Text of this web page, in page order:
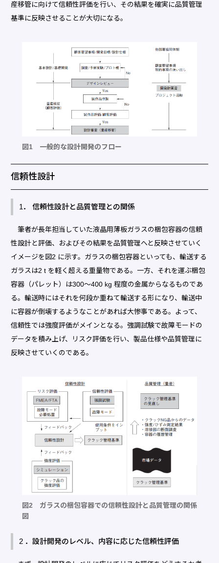
産移管に向けて信頼性評価を行い、その結果を確実に品質管理
基準に反映させることが大切になる。
図1 一般的な設計開発のフロー
信頼性設計
1． 信頼性設計と品質管理との関係
筆者が長年担当していた液晶用薄板ガラスの梱包容器の信頼
性設計と評価、およびその結果を品質管理へと反映させていく
イメージを図2 に示す。ガラスの梱包容器といっても、輸送する
ガラスは2 t を軽く超える重量物である。一方、それを運ぶ梱包
容器（パレット）は300～400 kg 程度の金属からなるものであ
る。輸送時にはそれを何段か重ねて輸送する形になり、輸送中
に容器が倒壊するようなことがあれば大惨事である。よって、
信頼性では強度評価がメインとなる。強調試験で故障モードの
データを積み上げ、リスク評価を行い、製品仕様や品質管理に
反映させていくのである。
図2 ガラスの梱包容器での信頼性設計と品質管理の関係
図
2 ．設計開発のレベル、内容に応じた信頼性評価